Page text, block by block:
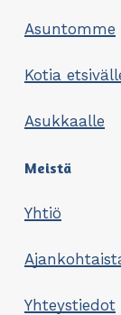
Asuntomme
Kotia
Asukkaalle
Meistä
Yhtiö
Yhteystiedot